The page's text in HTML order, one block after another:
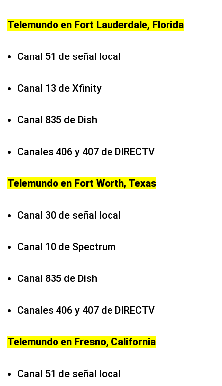
Telemundo en Fort Lauderdale, Florida
Canal 51 de señal local
Canal 13 de Xfinity
Canal 835 de Dish
Canales 406 y 407 de DIRECTV
Telemundo en Fort Worth, Texas
Canal 30 de señal local
Canal 10 de Spectrum
Canal 835 de Dish
Canales 406 y 407 de DIRECTV
Telemundo en Fresno, California
Canal 51 de señal local